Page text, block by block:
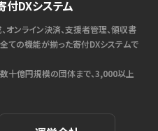
付DXシステム
オンライン決済、支援者管理、領収書
ての機能が揃った寄付DXシステムで
十億円規模の団体まで、3,000以上